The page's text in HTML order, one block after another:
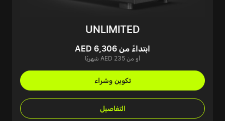
UNLIMITED
ابتداءً من AED 6,306
أو من AED 235 شهريًا
تكوين وشراء
التفاصيل